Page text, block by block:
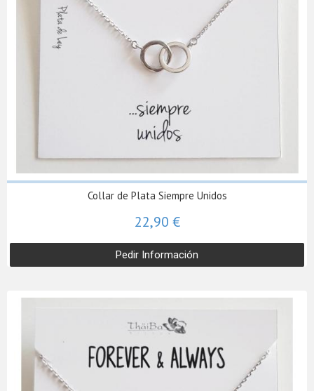
Collar de Plata Siempre Unidos
22,90 €
Pedir Información